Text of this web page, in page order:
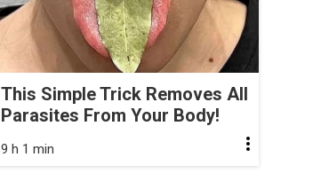
This Simple Trick Removes All
Parasites From Your Body!
9 h 1 min